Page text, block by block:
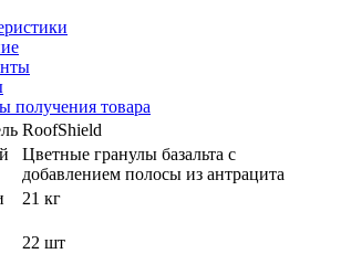
получения товара
RoofShield
Цветные гранулы базальта с
добавлением полосы из антрацита
21 кг
22 шт